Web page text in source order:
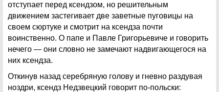
отступает перед ксендзом, но решительным
движением застегивает две заветные пуговицы на
своем сюртуке и смотрит на ксендза почти
воинственно. О папе и Павле Григорьевиче и говорить
нечего — они словно не замечают надвигающегося на
них ксендза.
Откинув назад серебряную голову и гневно раздувая
ноздри, ксендз Недзвецкий говорит по-польски: